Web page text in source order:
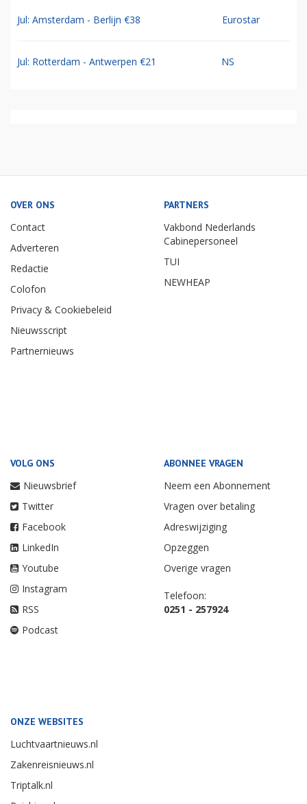
Jul: Amsterdam - Berlijn €38 Eurostar
Jul: Rotterdam - Antwerpen €21 NS
OVER ONS
Contact
Adverteren
Redactie
Colofon
Privacy & Cookiebeleid
Nieuwsscript
Partnernieuws
PARTNERS
Vakbond Nederlands
Cabinepersoneel
TUI
NEWHEAP
VOLG ONS
Nieuwsbrief
Twitter
Facebook
LinkedIn
Youtube
Instagram
RSS
Podcast
ABONNEE VRAGEN
Neem een Abonnement
Vragen over betaling
Adreswijziging
Opzeggen
Overige vragen
Telefoon:
0251 - 257924
ONZE WEBSITES
Luchtvaartnieuws.nl
Zakenreisnieuws.nl
Triptalk.nl